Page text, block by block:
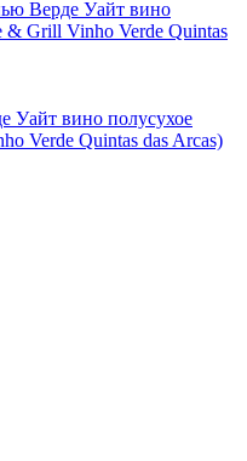
Уайт вино полусухое
Verde Quintas das Arcas)